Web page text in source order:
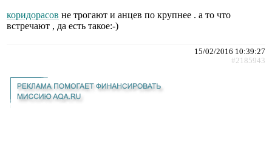
коридорасов не трогают и анцев по крупнее . а то что
встречают , да есть такое:-)
15/02/2016 10:39:27
#2185943